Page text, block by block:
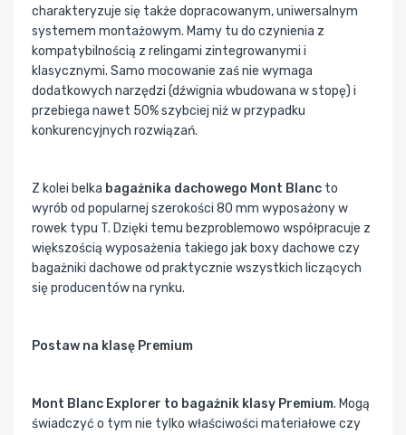
charakteryzuje się także dopracowanym, uniwersalnym
systemem montażowym. Mamy tu do czynienia z
kompatybilnością z relingami zintegrowanymi i
klasycznymi. Samo mocowanie zaś nie wymaga
dodatkowych narzędzi (dźwignia wbudowana w stopę) i
przebiega nawet 50% szybciej niż w przypadku
konkurencyjnych rozwiązań.
Z kolei belka bagażnika dachowego Mont Blanc to
wyrób od popularnej szerokości 80 mm wyposażony w
rowek typu T. Dzięki temu bezproblemowo współpracuje z
większością wyposażenia takiego jak boxy dachowe czy
bagażniki dachowe od praktycznie wszystkich liczących
się producentów na rynku.
Postaw na klasę Premium
Mont Blanc Explorer to bagażnik klasy Premium. Mogą
świadczyć o tym nie tylko właściwości materiałowe czy